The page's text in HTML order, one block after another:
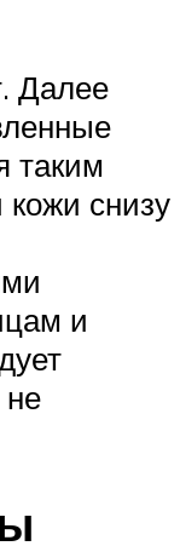
Далее
таким
кожи снизу
и